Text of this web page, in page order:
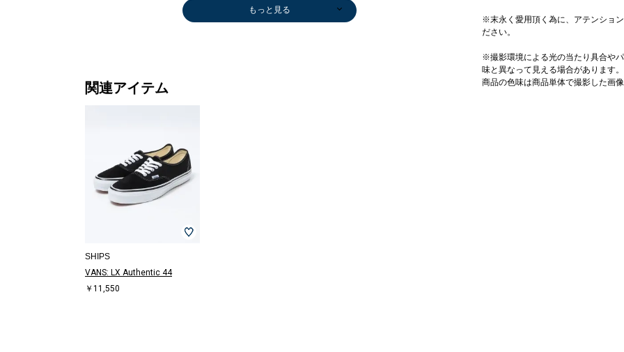
￥12,650
その他パンツ
￥12,320
Tシャツ/カット
ソー
デニムパンツ
￥39,600
￥6,600
Tシャツ/カット
ソー
デニムパンツ
￥12,100
￥5,940
デニムパンツ
￥12,100
￥10,010
デニムパンツ
￥12,100
￥10,010
その他パンツ
￥7,425
￥9,460
デニムパンツ
￥39,600
￥9,460
その他パンツ
￥6,270
￥5,940
その他パンツ
￥10,395
ポロシャツ
￥20,900
ショート/ハー
フパンツ
￥9,350
デニムパンツ
￥12,100
￥9,240
Tシャツ/カット
ソー
その他パンツ
￥10,780
グ
￥28,600
￥10,560
スラックス
￥11,000
ブルゾン
￥16,500
Tシャツ/カット
ソー
デニムパンツ
￥9,240
ブルゾン
￥8,250
スウェット
￥6,050
デニムパンツ
￥36,300
ブルゾン
￥8,250
スウェット
￥6,050
デニムパンツ
￥16,940
キャップ
￥4,620
￥16,500
スウェット
￥6,050
デニムパンツ
￥16,940
￥7,700
デニムパンツ
￥9,240
Tシャツ/カット
ソー
デニムパンツ
￥15,400
Tシャツ/カット
ソー
パーカー
￥4,950
デニムパンツ
￥9,900
Tシャツ/カット
ソー
デニムパンツ
￥9,900
Tシャツ/カット
ソー
スラックス
￥6,600
Tシャツ/カット
ソー
スラックス
￥6,600
デニムパンツ
￥5,500
ニット/セータ
ー
カーディガン
￥35,200
Tシャツ/カット
ソー
Tシャツ/カット
ソー
スラックス
￥11,000
￥7,150
パーカー
￥24,200
その他パンツ
￥17,820
￥4,950
その他パンツ
￥8,800
ダウン/中綿ジ
ャケット
その他パンツ
￥8,800
ブルゾン
￥11,220
デニムパンツ
￥5,500
ダウン/中綿ジ
ャケット
ニット/セータ
ー
￥4,950
その他パンツ
￥8,800
￥4,950
￥79,200
ブローチ/コサ
ージュ
スラックス
￥9,900
ニット/セータ
ー
ニットキャップ
￥3,410
デニムパンツ
￥31,900
ニットキャップ
￥6,490
￥6,985
カーディガン
￥8,580
デニムパンツ
￥9,900
￥9,570
カーディガン
￥10,780
トートバッグ
￥15,400
￥13,200
ニット/セータ
ー
ベルト/サスペ
ンダー
￥16,500
￥9,570
その他パンツ
￥11,935
デニムパンツ
￥36,300
ニット/セータ
ー
デニムパンツ
￥36,300
ニット/セータ
ー
￥13,750
￥16,500
デニムパンツ
￥9,900
ネックレス
￥5,720
デニムパンツ
￥9,900
デニムパンツ
￥9,900
その他パンツ
￥7,425
もっと見る
関連アイテム
SHIPS
VANS: LX Authentic 44
￥11,550
※末永く愛用頂く為に、アテンショ
ださい。
※撮影環境による光の当たり具合や
味と異なって見える場合があります。
商品の色味は商品単体で撮影した画像